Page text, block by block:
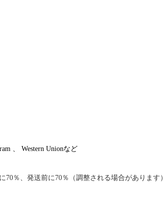
、 Western Unionなど
70％、発送前に70％（調整される場合があります）